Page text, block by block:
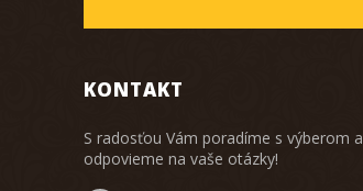
KONTAKT
S radosťou Vám poradíme s výberom a
odpovieme na vaše otázky!